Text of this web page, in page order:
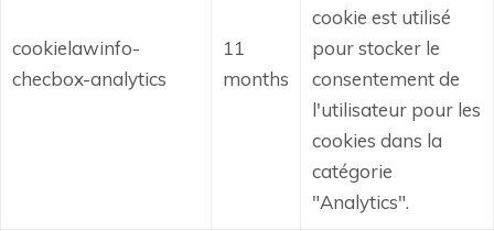
cookielawinfo-
checbox-analytics
11
months
cookie est utilisé
pour stocker le
consentement de
l'utilisateur pour les
cookies dans la
catégorie
"Analytics".